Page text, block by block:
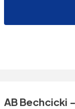
AB Bechcicki